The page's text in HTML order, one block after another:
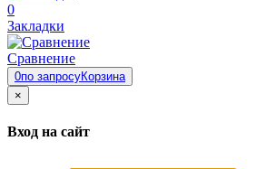
0
Закладки
Сравнение
0по запросуКорзина
×
Вход на сайт